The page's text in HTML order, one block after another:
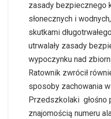
zasady bezpiecznego
słonecznych i
skutkami
utrwalały zasady
wypoczynku nad
Ratownik zwrócił
sposoby zachowania
Przedszkolaki głośno
znajomością numeru